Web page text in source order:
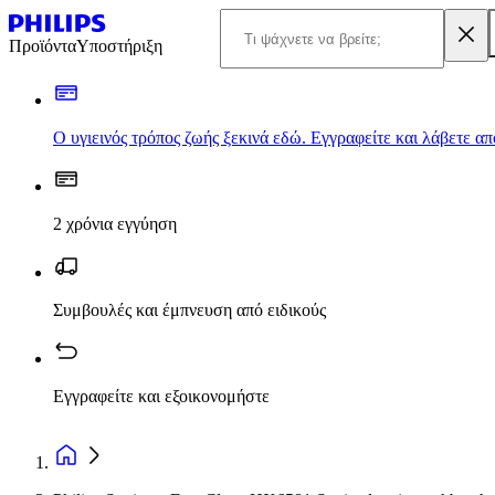
ΠροϊόνταΥποστήριξη
Ο υγιεινός τρόπος ζωής ξεκινά εδώ. Εγγραφείτε και λάβετε
2 χρόνια εγγύηση
Συμβουλές και έμπνευση από ειδικούς
Εγγραφείτε και εξοικονομήστε